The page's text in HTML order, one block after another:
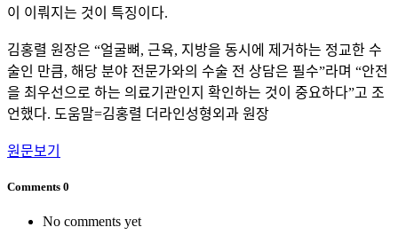
이 이뤄지는 것이 특징이다.
김홍렬 원장은 “얼굴뼈, 근육, 지방을 동시에 제거하는 정교한 수
술인 만큼, 해당 분야 전문가와의 수술 전 상담은 필수”라며 “안전
을 최우선으로 하는 의료기관인지 확인하는 것이 중요하다”고 조
언했다. 도움말=김홍렬 더라인성형외과 원장
원문보기
Comments 0
No comments yet